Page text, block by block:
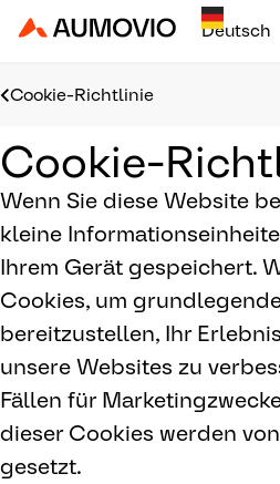
Aumovio - Homepage
Cookie-Richtlinie
Cookie-
Wenn Sie diese Website
kleine
Ihrem Gerät gespeichert.
Cookies, um
bereitzustellen, Ihr
unsere Websites zu
Fällen für
dieser Cookies werden
gesetzt.